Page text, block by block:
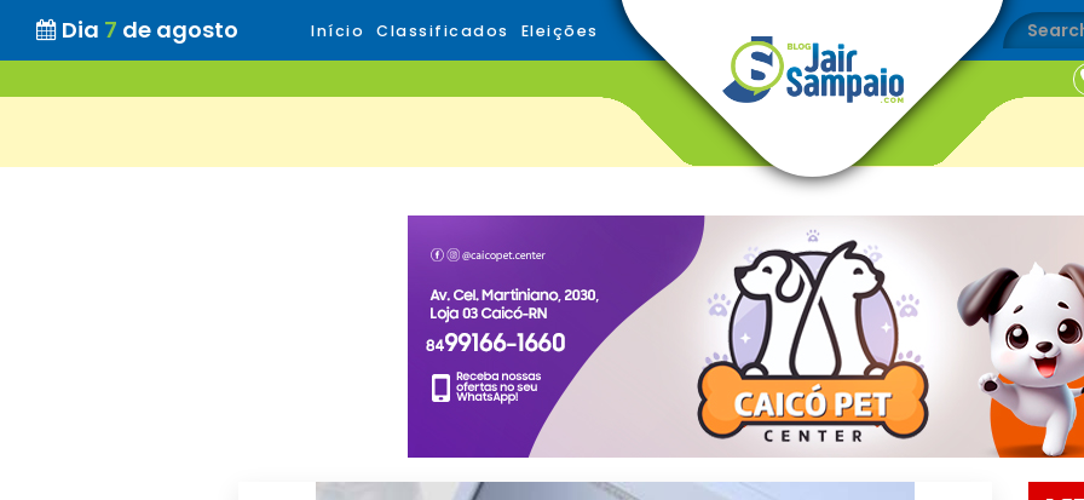
Dia 7 de agosto Início Classificados Eleições